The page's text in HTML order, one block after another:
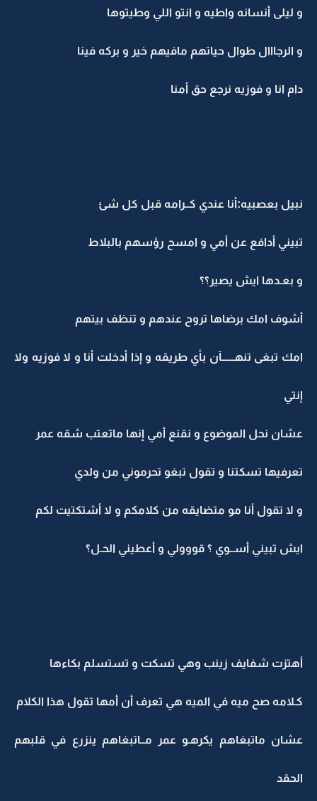
و ليلى أنسانه واطيه و انتو اللي وطيتوها
و الرجااال طوال حياتهم مافيهم خير و بركه فينا
دام انا و فوزيه نرجع حق أمنا
نبيل بعصبيه:أنا عندي كــرامه قبل كل شئ
تبيني أدافع عن أمي و امسح رؤسهم بالبلاط
و بعـدها ايش يصير؟؟
أشوف امك برضاها تروح عندهم و تنظف بيتهم
امك تبغى تنهــــــآن بأي طريقه و إذا أدخلت أنا و لا فوزيه ولا
إنتي
عشان نحل الموضوع و نقنع أمي إنها ماتعتب شقه عمر
تعرفيها تسكتنا و تقول تبغو تحرموني من ولدي
و لا تقول أنا مو متضايقه من كلامكم و لا أشتكتيت لكم
ايش تبيني أســوي ؟ قووولي و أعطيني الحـل؟
أهتزت شفايف زينب وهي تسكت و تستسلم بكاءها
كـلامه صح ميه في الميه هي تعرف أن أمها تقول هذا الكلام
عشان ماتبغاهم يكرهـو عمر مــاتبغاهم ينزرع في قلبهم
الحقد